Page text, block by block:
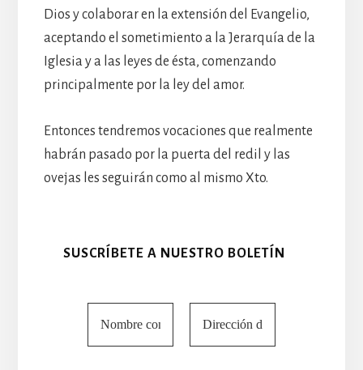
Dios y colaborar en la extensión del Evangelio,
aceptando el sometimiento a la Jerarquía de la
Iglesia y a las leyes de ésta, comenzando
principalmente por la ley del amor.
Entonces tendremos vocaciones que realmente
habrán pasado por la puerta del redil y las
ovejas les seguirán como al mismo Xto.
SUSCRÍBETE A NUESTRO BOLETÍN